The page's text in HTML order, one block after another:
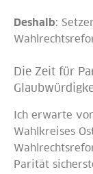
Deshalb:
Die Zeit für
Ich erwarte
Wahlkreises
Parität